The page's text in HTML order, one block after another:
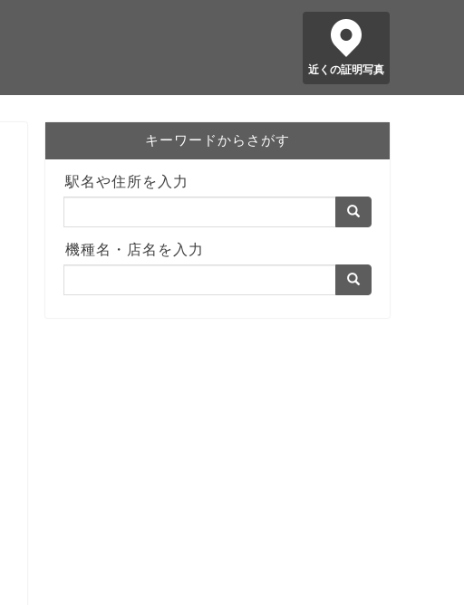
近くの証明写真
キーワードからさがす
駅名や住所を入力
機種名・店名を入力